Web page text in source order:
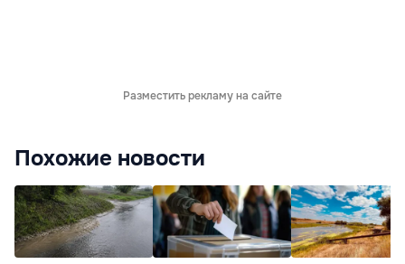
Разместить рекламу на сайте
Похожие новости